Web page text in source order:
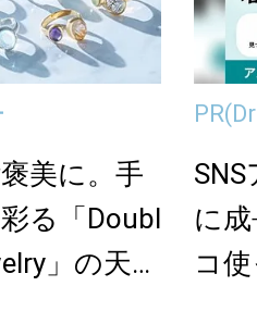
美に。手
る「Doubl
」の天
PR
に
コ